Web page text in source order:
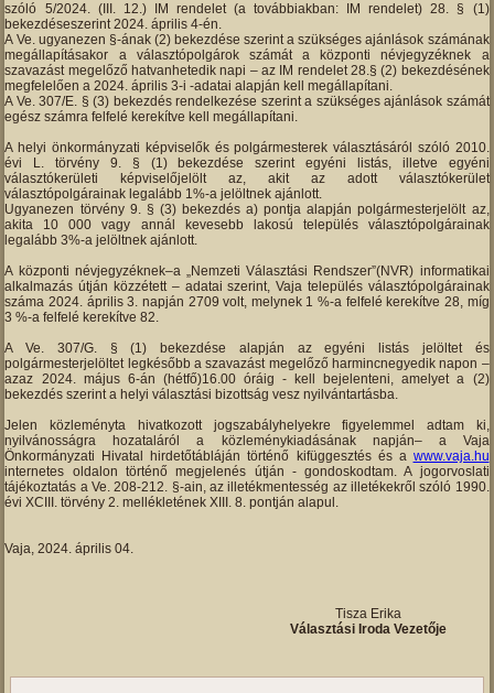
szóló 5/2024. (III. 12.) IM rendelet (a továbbiakban: IM rendelet) 28. § (1)
bekezdéseszerint 2024. április 4-én.
A Ve. ugyanezen §-ának (2) bekezdése szerint a szükséges ajánlások számának
megállapításakor a választópolgárok számát a központi névjegyzéknek a
szavazást megelőző hatvanhetedik napi – az IM rendelet 28.§ (2) bekezdésének
megfelelően a 2024. április 3-i -adatai alapján kell megállapítani.
A Ve. 307/E. § (3) bekezdés rendelkezése szerint a szükséges ajánlások számát
egész számra felfelé kerekítve kell megállapítani.
A helyi önkormányzati képviselők és polgármesterek választásáról szóló 2010.
évi L. törvény 9. § (1) bekezdése szerint egyéni listás, illetve egyéni
választókerületi képviselőjelölt az, akit az adott választókerület
választópolgárainak legalább 1%-a jelöltnek ajánlott.
Ugyanezen törvény 9. § (3) bekezdés a) pontja alapján polgármesterjelölt az,
akita 10 000 vagy annál kevesebb lakosú település választópolgárainak
legalább 3%-a jelöltnek ajánlott.
A központi névjegyzéknek–a „Nemzeti Választási Rendszer”(NVR) informatikai
alkalmazás útján közzétett – adatai szerint, Vaja település választópolgárainak
száma 2024. április 3. napján 2709 volt, melynek 1 %-a felfelé kerekítve 28, míg
3 %-a felfelé kerekítve 82.
A Ve. 307/G. § (1) bekezdése alapján az egyéni listás jelöltet és
polgármesterjelöltet legkésőbb a szavazást megelőző harmincnegyedik napon –
azaz 2024. május 6-án (hétfő)16.00 óráig - kell bejelenteni, amelyet a (2)
bekezdés szerint a helyi választási bizottság vesz nyilvántartásba.
Jelen közleményta hivatkozott jogszabályhelyekre figyelemmel adtam ki,
nyilvánosságra hozataláról a közleménykiadásának napján– a Vaja
Önkormányzati Hivatal hirdetőtábláján történő kifüggesztés és a www.vaja.hu
internetes oldalon történő megjelenés útján - gondoskodtam. A jogorvoslati
tájékoztatás a Ve. 208-212. §-ain, az illetékmentesség az illetékekről szóló 1990.
évi XCIII. törvény 2. mellékletének XIII. 8. pontján alapul.
Vaja, 2024. április 04.
Tisza Erika
Választási Iroda Vezetője